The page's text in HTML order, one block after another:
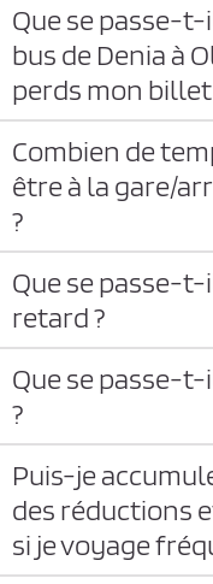
Que se passe-
bus de Denia à
perds mon billet
Combien de
être à la gare/
?
Que se passe-
retard ?
Que se passe-
?
Puis-je
des réductions
si je voyage